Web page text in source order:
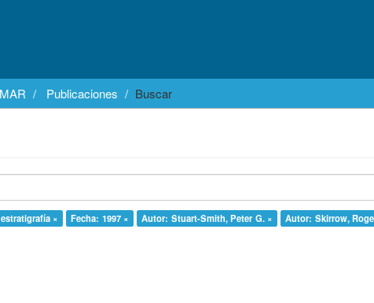
Publicaciones Buscar
× Fecha: 1997 × Autor: Stuart-Smith, Peter G. × Autor: Skirrow,